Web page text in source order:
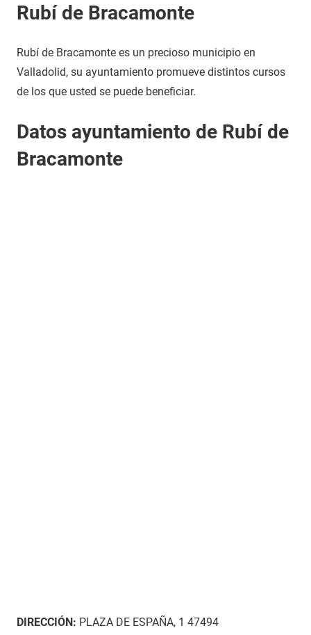
Rubí de Bracamonte
Rubí de Bracamonte es un precioso municipio en
Valladolid, su ayuntamiento promueve distintos cursos
de los que usted se puede beneficiar.
Datos ayuntamiento de Rubí de
Bracamonte
DIRECCIÓN: PLAZA DE ESPAÑA, 1 47494